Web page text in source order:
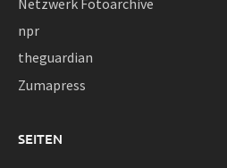
npr
theguardian
Zumapress
SEITEN